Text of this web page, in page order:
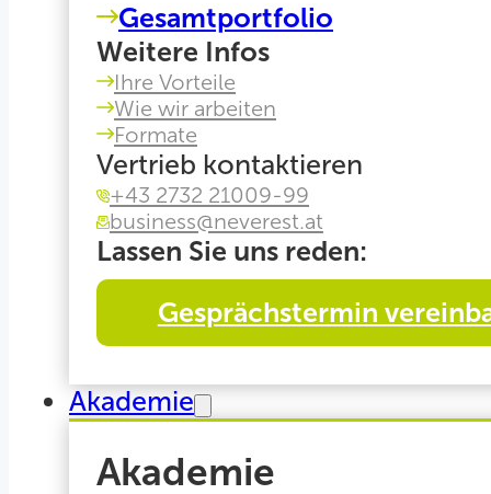
Gesamtportfolio
Weitere Infos
Ihre Vorteile
Wie wir arbeiten
Formate
Vertrieb kontaktieren
+43 2732 21009-99
business@neverest.at
Lassen Sie uns reden:
Gesprächstermin
Akademie
Akademie